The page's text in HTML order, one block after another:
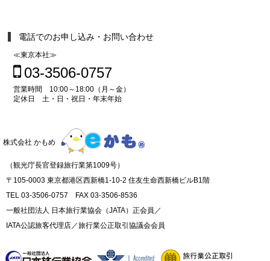
電話でのお申し込み・お問い合わせ
≪東京本社≫
03-3506-0757
営業時間 10:00～18:00（月～金）
定休日 土・日・祝日・年末年始
株式会社 かもめ
（観光庁長官登録旅行業第1009号）
〒105-0003 東京都港区西新橋1-10-2 住友生命西新橋ビルB1階
TEL 03-3506-0757 FAX 03-3506-8536
一般社団法人 日本旅行業協会（JATA）正会員／
IATA公認旅客代理店／旅行業公正取引協議会会員